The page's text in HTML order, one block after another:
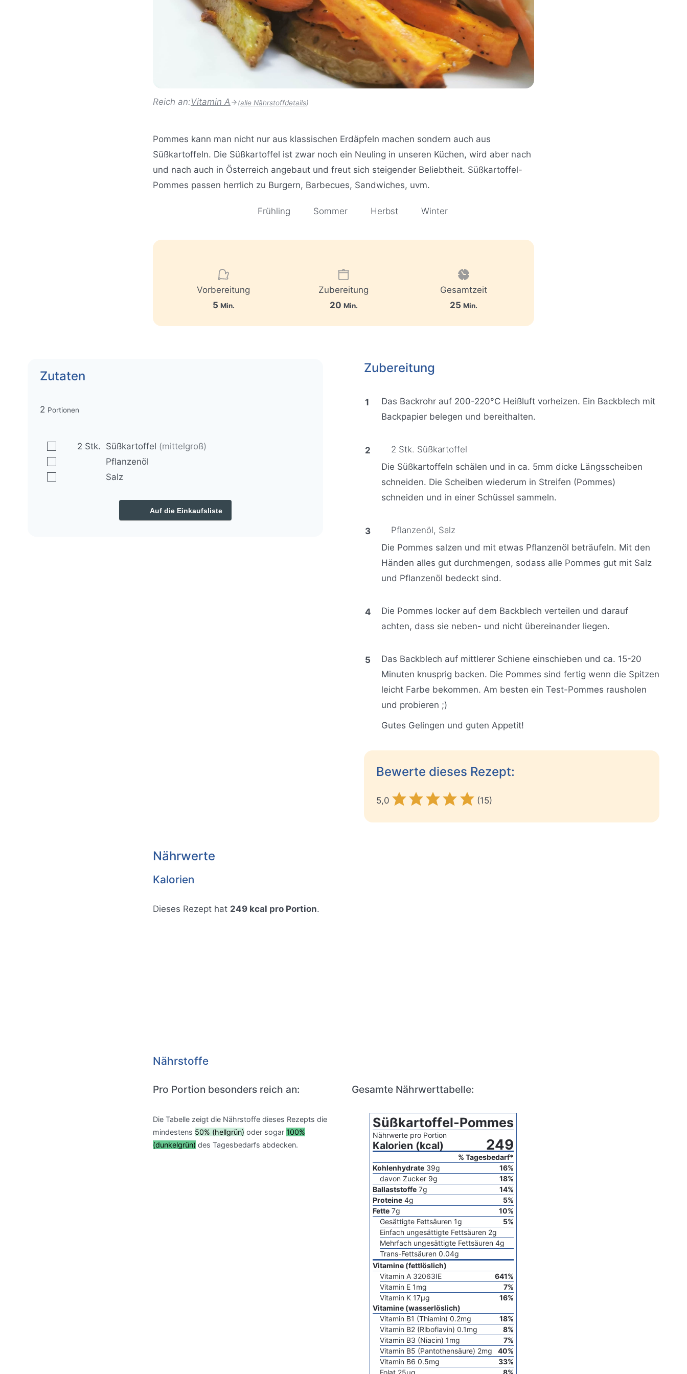
Reich an:Vitamin A (alle Nährstoffdetails)
Pommes kann man nicht nur aus klassischen Erdäpfeln machen sondern auch aus
Süßkartoffeln. Die Süßkartoffel ist zwar noch ein Neuling in unseren Küchen, wird aber nach
und nach auch in Österreich angebaut und freut sich steigender Beliebtheit. Süßkartoffel-
Pommes passen herrlich zu Burgern, Barbecues, Sandwiches, uvm.
Frühling Sommer Herbst Winter
Vorbereitung
5M
Min.
Zubereitung
20M
Min.
Gesamtzeit
25M
n
Min.
Zutaten
2 Portionen
2 Stk. Süßkartoffel (mittelgroß)
Pflanzenöl
Salz
Auf die Einkaufsliste
Zubereitung
Das Backrohr auf 200-220°C Heißluft vorheizen. Ein Backblech mit
Backpapier belegen und bereithalten.
2 Stk. Süßkartoffel
Die Süßkartoffeln schälen und in ca. 5mm dicke Längsscheiben
schneiden. Die Scheiben wiederum in Streifen (Pommes)
schneiden und in einer Schüssel sammeln.
Pflanzenöl, Salz
Die Pommes salzen und mit etwas Pflanzenöl beträufeln. Mit den
Händen alles gut durchmengen, sodass alle Pommes gut mit Salz
und Pflanzenöl bedeckt sind.
Die Pommes locker auf dem Backblech verteilen und darauf
achten, dass sie neben- und nicht übereinander liegen.
Das Backblech auf mittlerer Schiene einschieben und ca. 15-20
Minuten knusprig backen. Die Pommes sind fertig wenn die Spitzen
leicht Farbe bekommen. Am besten ein Test-Pommes rausholen
und probieren ;)
Gutes Gelingen und guten Appetit!
Bewerte dieses Rezept:
5,0 (15)
Nährwerte
Kalorien
Dieses Rezept hat 249 kcal pro Portion.
Nährstoffe
Pro Portion besonders reich an:
Die Tabelle zeigt die Nährstoffe dieses Rezepts die
mindestens 50% (hellgrün) oder sogar 100%
(dunkelgrün) des Tagesbedarfs abdecken.
Gesamte Nährwerttabelle:
Süßkartoffel-Pommes
Nährwerte pro Portion
Kalorien (kcal) 249
% Tagesbedarf*
Kohlenhydrate 39g 16%
davon Zucker 9g 18%
Ballaststoffe 7g 14%
Proteine 4g 5%
Fette 7g 10%
Gesättigte Fettsäuren 1g 5%
Einfach ungesättigte Fettsäuren 2g
Mehrfach ungesättigte Fettsäuren 4g
Trans-Fettsäuren 0.04g
Vitamine (fettlöslich)
Vitamin A 32063IE 641%
Vitamin E 1mg 7%
Vitamin K 17µg 16%
Vitamine (wasserlöslich)
Vitamin B1 (Thiamin) 0.2mg 18%
Vitamin B2 (Riboflavin) 0.1mg 8%
Vitamin B3 (Niacin) 1mg 7%
Vitamin B5 (Pantothensäure) 2mg 40%
Vitamin B6 0.5mg 33%